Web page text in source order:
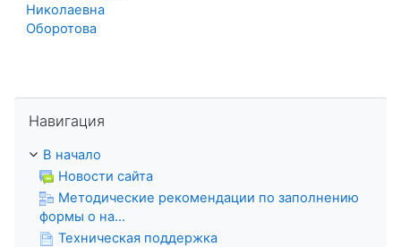
Николаевна
Оборотова
Навигация
В начало
Новости сайта
Методические рекомендации по заполнению
формы о на...
Техническая поддержка